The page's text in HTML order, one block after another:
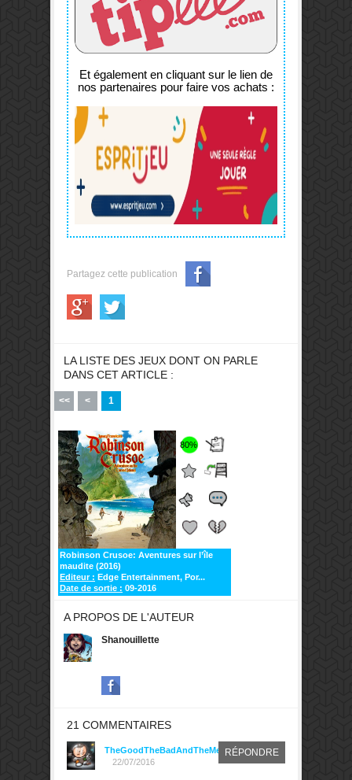
Et également en cliquant sur le lien de
nos partenaires pour faire vos achats :
Partagez cette publication
LA LISTE DES JEUX DONT ON PARLE
DANS CET ARTICLE :
<< < 1
80%
Robinson Crusoe: Aventures sur l’île
maudite (2016)
Editeur : Edge Entertainment, Por...
Date de sortie : 09-2016
A PROPOS DE L'AUTEUR
Shanouillette
21 COMMENTAIRES
TheGoodTheBadAndTheMeeple
22/07/2016
RÉPONDRE